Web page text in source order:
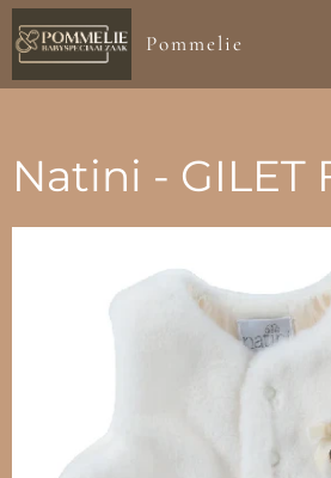
Pommelie
Natini - GILET